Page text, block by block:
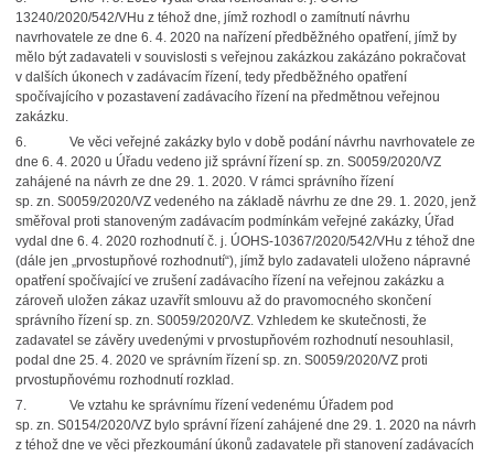
13240/2020/542/VHu z téhož dne, jímž rozhodl o zamítnutí návrhu
navrhovatele ze dne 6. 4. 2020 na nařízení předběžného opatření, jímž by
mělo být zadavateli v souvislosti s veřejnou zakázkou zakázáno pokračovat
v dalších úkonech v zadávacím řízení, tedy předběžného opatření
spočívajícího v pozastavení zadávacího řízení na předmětnou veřejnou
zakázku.
6.
Ve věci veřejné zakázky bylo v době podání návrhu navrhovatele ze
dne 6. 4. 2020 u Úřadu vedeno již správní řízení sp. zn. S0059/2020/VZ
zahájené na návrh ze dne 29. 1. 2020. V rámci správního řízení
sp. zn. S0059/2020/VZ vedeného na základě návrhu ze dne 29. 1. 2020, jenž
směřoval proti stanoveným zadávacím podmínkám veřejné zakázky, Úřad
vydal dne 6. 4. 2020 rozhodnutí č. j. ÚOHS-10367/2020/542/VHu z téhož dne
(dále jen „prvostupňové rozhodnutí“), jímž bylo zadavateli uloženo nápravné
opatření spočívající ve zrušení zadávacího řízení na veřejnou zakázku a
zároveň uložen zákaz uzavřít smlouvu až do pravomocného skončení
správního řízení sp. zn. S0059/2020/VZ. Vzhledem ke skutečnosti, že
zadavatel se závěry uvedenými v prvostupňovém rozhodnutí nesouhlasil,
podal dne 25. 4. 2020 ve správním řízení sp. zn. S0059/2020/VZ proti
prvostupňovému rozhodnutí rozklad.
7.
Ve vztahu ke správnímu řízení vedenému Úřadem pod
sp. zn. S0154/2020/VZ bylo správní řízení zahájené dne 29. 1. 2020 na návrh
z téhož dne ve věci přezkoumání úkonů zadavatele při stanovení zadávacích